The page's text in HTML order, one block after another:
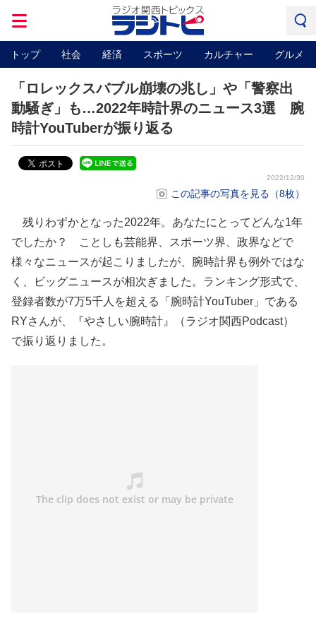
トップ 社会 経済 スポーツ カルチャー グルメ
「ロレックスバブル崩壊の兆し」や「警察出
動騒ぎ」も…2022年時計界のニュース3選 腕
時計YouTuberが振り返る
2022/12/30
この記事の写真を見る（8枚）
残りわずかとなった2022年。あなたにとってどんな1年
でしたか？ ことしも芸能界、スポーツ界、政界などで
様々なニュースが起こりましたが、腕時計界も例外ではな
く、ビッグニュースが相次ぎました。ランキング形式で、
登録者数が7万5千人を超える「腕時計YouTuber」である
RYさんが、『やさしい腕時計』（ラジオ関西Podcast）
で振り返りました。